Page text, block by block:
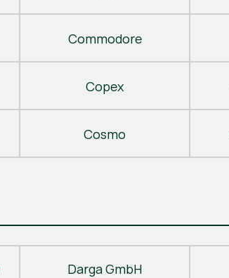
Commodore
Copex
Cosmo
Darga GmbH